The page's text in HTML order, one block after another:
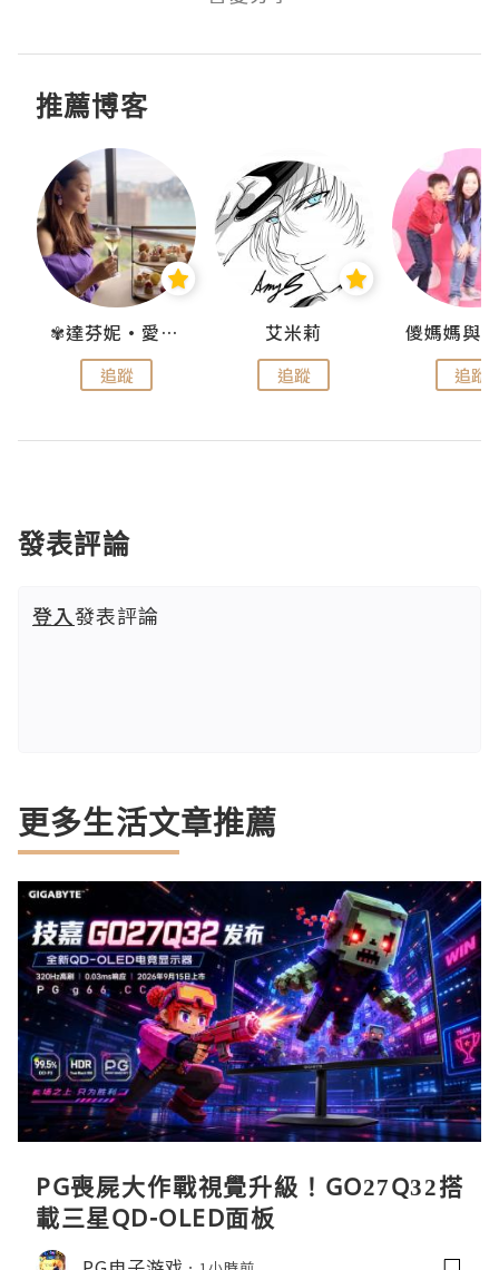
推薦博客
✾達芬妮•愛孩子•愛生活✾
追蹤
艾米莉
追蹤 追蹤
發表評論
登入發表評論
更多生活文章推薦
PG喪屍大作戰視覺升級！GO27Q32搭
載三星QD-OLED面板